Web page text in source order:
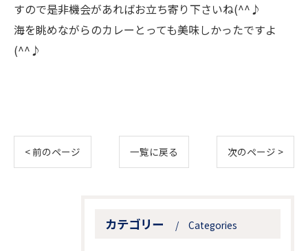
すので是非機会があればお立ち寄り下さいね(^^♪
海を眺めながらのカレーとっても美味しかったですよ
(^^♪
< 前のページ 一覧に戻る 次のページ >
カテゴリー Categories